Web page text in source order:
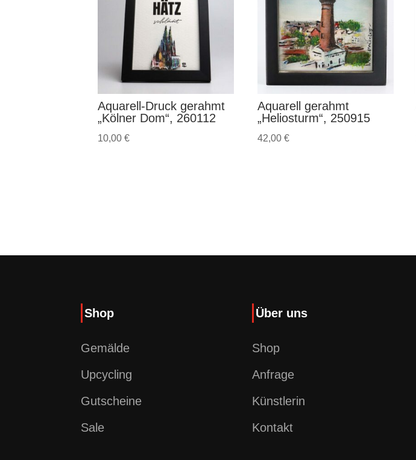
Aquarell-Druck gerahmt
„Kölner Dom“, 260112
10,00 €
Aquarell gerahmt
„Heliosturm“, 250915
42,00 €
Shop
Gemälde
Upcycling
Gutscheine
Sale
Über uns
Shop
Anfrage
Künstlerin
Kontakt